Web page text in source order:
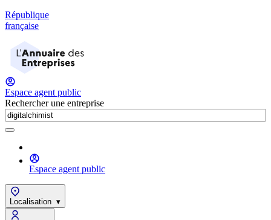
République
française
Espace agent public
Rechercher une entreprise
Espace agent public
Localisation ▾